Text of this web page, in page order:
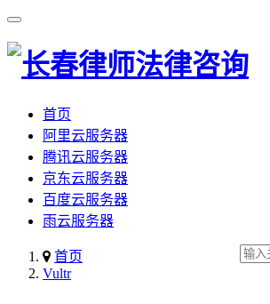
首页
阿里云服务器
腾讯云服务器
京东云服务器
百度云服务器
雨云服务器
首页
Vultr